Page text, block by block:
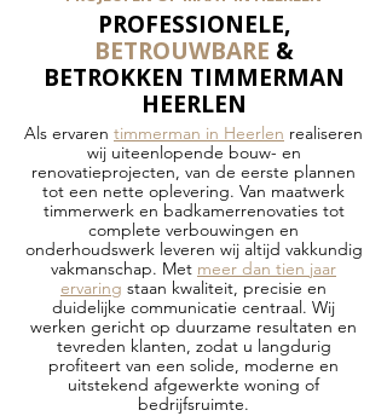
PROFESSIONELE,
BETROUWBARE &
BETROKKEN TIMMERMAN
HEERLEN
Als ervaren timmerman in Heerlen realiseren
wij uiteenlopende bouw- en
renovatieprojecten, van de eerste plannen
tot een nette oplevering. Van maatwerk
timmerwerk en badkamerrenovaties tot
complete verbouwingen en
onderhoudswerk leveren wij altijd vakkundig
vakmanschap. Met meer dan tien jaar
ervaring staan kwaliteit, precisie en
duidelijke communicatie centraal. Wij
werken gericht op duurzame resultaten en
tevreden klanten, zodat u langdurig
profiteert van een solide, moderne en
uitstekend afgewerkte woning of
bedrijfsruimte.